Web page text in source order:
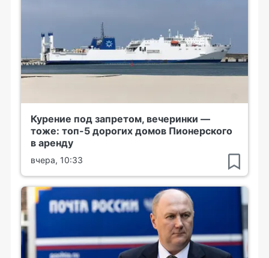
Курение под запретом, вечеринки —
тоже: топ-5 дорогих домов Пионерского
в аренду
вчера, 10:33